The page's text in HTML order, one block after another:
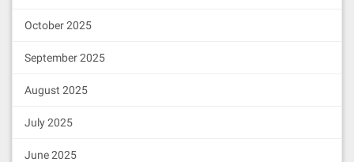
October 2025
September 2025
August 2025
July 2025
June 2025